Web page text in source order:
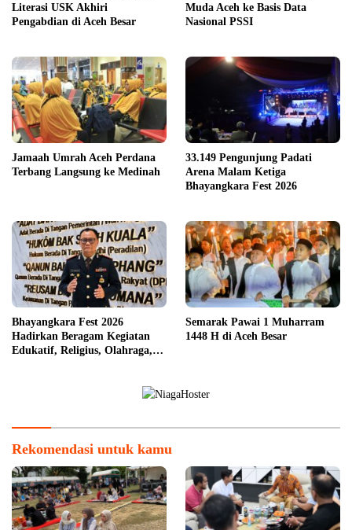
Literasi USK Akhiri
Pengabdian di Aceh Besar
Muda Aceh ke Basis Data
Nasional PSSI
Jamaah Umrah Aceh Perdana
Terbang Langsung ke Medinah
33.149 Pengunjung Padati
Arena Malam Ketiga
Bhayangkara Fest 2026
Bhayangkara Fest 2026
Hadirkan Beragam Kegiatan
Edukatif, Religius, Olahraga,
Semarak Pawai 1 Muharram
1448 H di Aceh Besar
Rekomendasi untuk kamu